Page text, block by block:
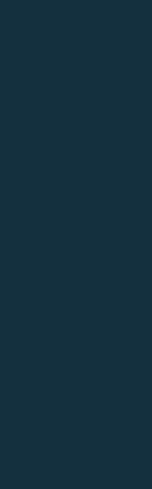
לאור האמור, בית
שנקבע כי ביצועה של
לקביעתה שיש צורך
לגבי מתחם זה, כך
תפורט ותוסכם בין
התחייבות בעל-פה של
נראה כי, אף שבית
תכנוניים, הדבר נעשה
חלקי בלבד, לגבי
שגם אם התכנית תקבל